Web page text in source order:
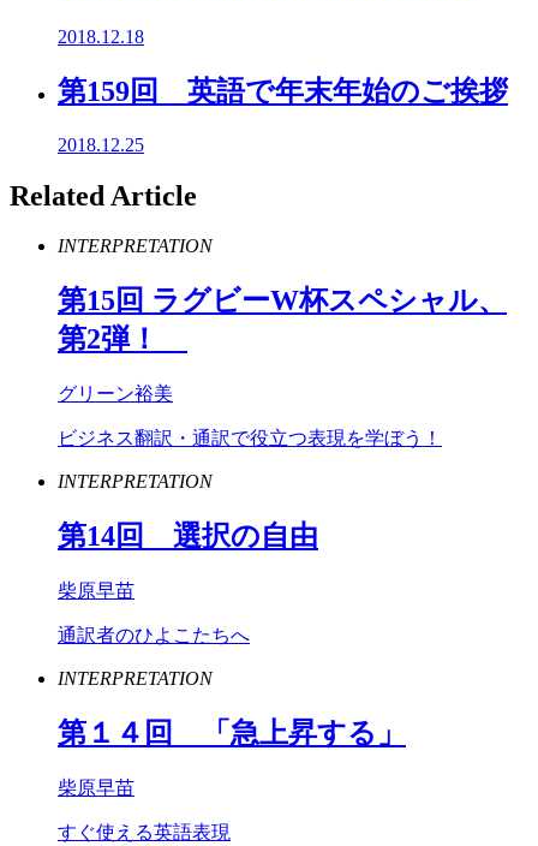
2018.12.18
第159回 英語で年末年始のご挨拶
2018.12.25
Related Article
INTERPRETATION
第15回 ラグビーW杯スペシャル、
第2弾！
グリーン裕美
ビジネス翻訳・通訳で役立つ表現を学ぼう！
INTERPRETATION
第14回 選択の自由
柴原早苗
通訳者のひよこたちへ
INTERPRETATION
第１４回 「急上昇する」
柴原早苗
すぐ使える英語表現